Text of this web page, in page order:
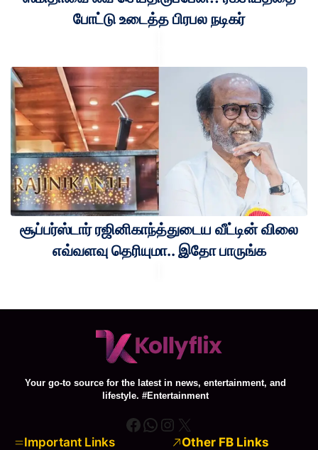
போட்டு உடைத்த பிரபல நடிகர்
சூப்பர்ஸ்டார் ரஜினிகாந்த்துடைய வீட்டின் விலை
எவ்வளவு தெரியுமா.. இதோ பாருங்க
Your go-to source for the latest in news, entertainment, and
lifestyle. #Entertainment
Facebook
WhatsApp
Instagram
X
Important Links Other FB Links